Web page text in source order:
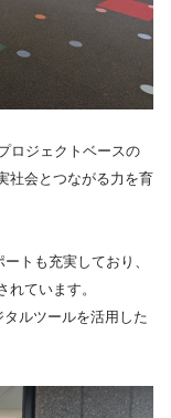
ロジェクトベースの
社会とつながる力を育
トも充実しており、
ています。
ルツールを活用した